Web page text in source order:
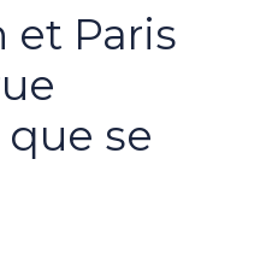
et Paris
se